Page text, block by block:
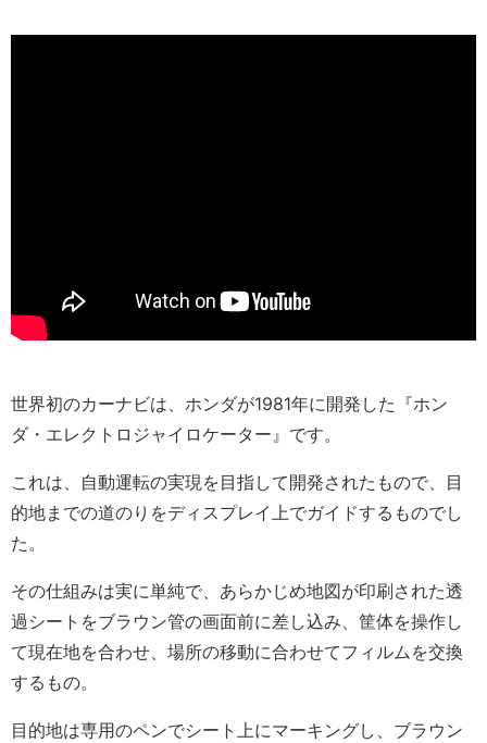
世界初のカーナビは、ホンダが1981年に開発した『ホン
ダ・エレクトロジャイロケーター』です。
これは、自動運転の実現を目指して開発されたもので、目
的地までの道のりをディスプレイ上でガイドするものでし
た。
その仕組みは実に単純で、あらかじめ地図が印刷された透
過シートをブラウン管の画面前に差し込み、筐体を操作し
て現在地を合わせ、場所の移動に合わせてフィルムを交換
するもの。
目的地は専用のペンでシート上にマーキングし、ブラウン